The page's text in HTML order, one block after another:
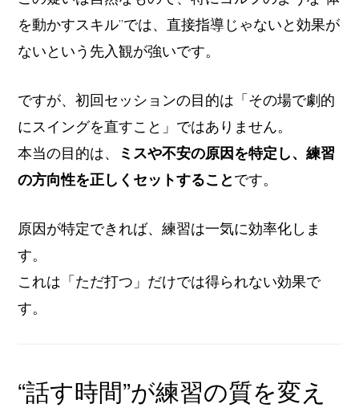
を動かすスキル”では、直接指導じゃないと効果が
ないという先入観が強いです。
ですが、初回セッションの目的は「その場で劇的
にスイングを直すこと」ではありません。
本当の目的は、
ミスや不安の原因を特定し、練習
の方向性を正しくセットすることです。
原因が特定できれば、練習は一気に効率化しま
す。
これは「ただ打つ」だけでは得られない効果で
す。
“話す時間”が練習の質を変え